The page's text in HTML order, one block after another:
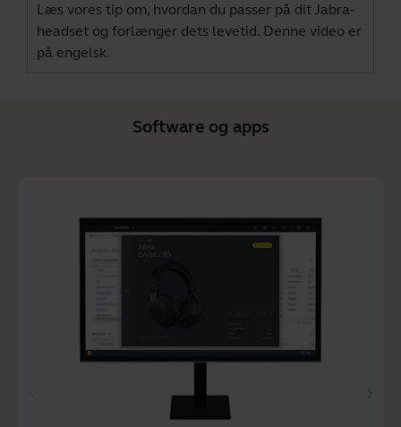
Læs vores tip om, hvordan du passer på dit Jabra-
headset og forlænger dets levetid. Denne video er
på engelsk.
Software og apps